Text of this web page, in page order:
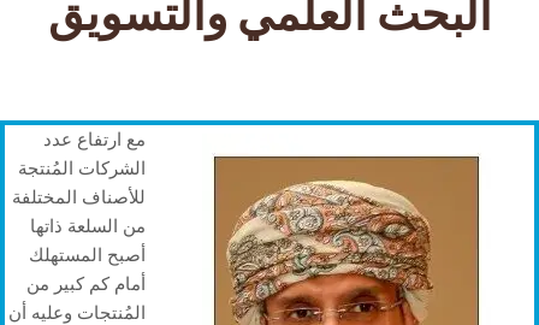
مع ارتفاع عدد
الشركات المُنتجة
للأصناف المختلفة
من السلعة ذاتها
أصبح المستهلك
أمام كم كبير من
المُنتجات وعليه أن